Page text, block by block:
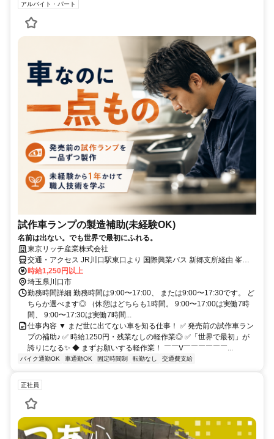
アルバイト・パート
試作車ランプの製造補助(未経験OK)
名前は出ない。でも世界で最初にふれる。
東京リッチ産業株式会社
交通・アクセス JR川口駅東口より 国際興業バス 新郷支所経由 峯八
幡宮 行き 約25分 宮脇バス停 下車 徒歩3分
時給1,250円以上
埼玉県川口市
勤務時間詳細 勤務時間は9:00〜17:00、 または9:00〜17:30です。 ど
ちらか選べます◎ （休憩はどちらも1時間。 9:00〜17:00は実働7時
間、 9:00〜17:30は実働7時間...
仕事内容 ▼ まだ世に出てない車を知る仕事！ ✅ 発売前の試作車ラン
プの補助♪ ✅ 時給1250円・残業なしの軽作業◎ ✅「世界で最初」が
誇りになる✨ ◆ まずお願いする軽作業！ ￣￣V￣￣￣￣￣￣...
バイク通勤OK 車通勤OK 固定時間制 転勤なし 交通費支給
正社員